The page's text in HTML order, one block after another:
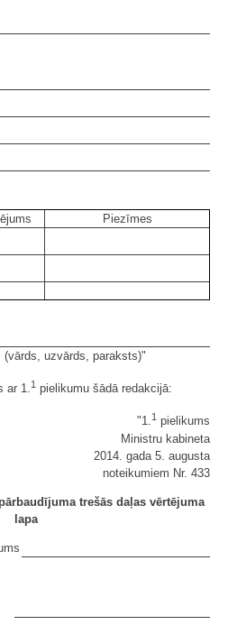
Piezīmes
(vārds, uzvārds, paraksts)"
ar 1.1 pielikumu šādā redakcijā:
"1.1 pielikums
Ministru kabineta
2014. gada 5. augusta
noteikumiem Nr. 433
trešās daļas vērtējuma
lapa